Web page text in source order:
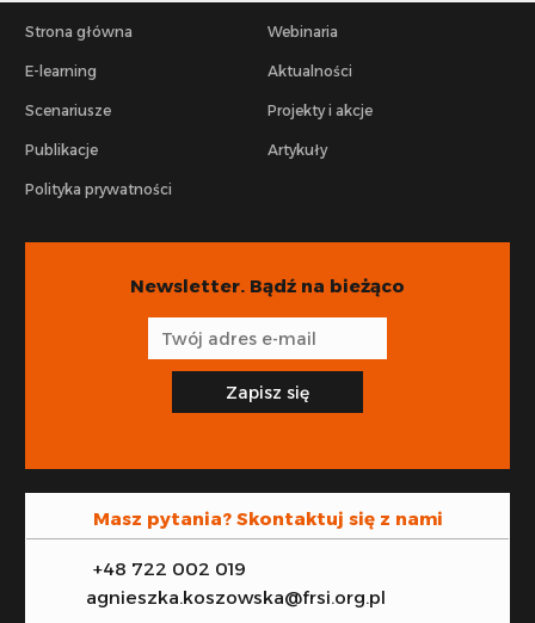
działania oraz udostępnione materiały.
Strona główna Webinaria
E-learning Aktualności
Scenariusze Projekty i akcje
Publikacje Artykuły
Polityka prywatności
Newsletter. Bądź na bieżąco
Zapisz się
Masz pytania? Skontaktuj się z nami
+48 722 002 019
agnieszka.koszowska@frsi.org.pl